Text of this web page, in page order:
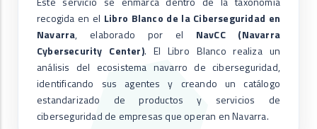
recogida en el Libro Blanco de la Ciberseguridad en
Navarra, elaborado por el NavCC (Navarra
Cybersecurity Center). El Libro Blanco realiza un
análisis del ecosistema navarro de ciberseguridad,
identificando sus agentes y creando un catálogo
estandarizado de productos y servicios de
ciberseguridad de empresas que operan en Navarra.